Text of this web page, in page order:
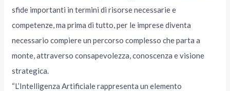
sfide importanti in termini di risorse necessarie e
competenze, ma prima di tutto, per le imprese diventa
necessario compiere un percorso complesso che parta a
monte, attraverso consapevolezza, conoscenza e visione
strategica.
“L’Intelligenza Artificiale rappresenta un elemento